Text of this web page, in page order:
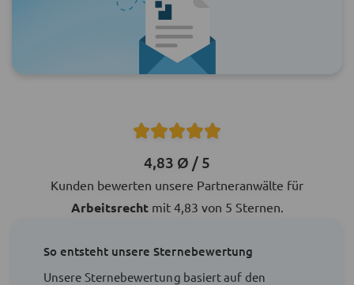
4,83 Ø / 5
Kunden bewerten unsere Partneranwälte für
Arbeitsrechtmit 4,83 von 5 Sternen.
So entsteht unsere Sternebewertung
Unsere Sternebewertung basiert auf den